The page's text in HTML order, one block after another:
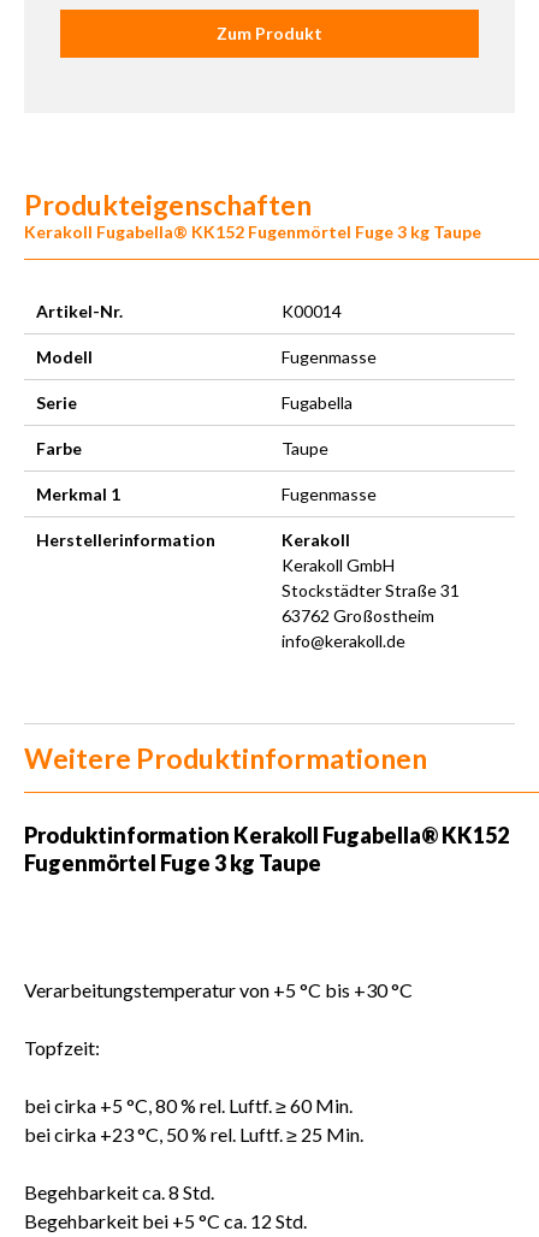
Zum Produkt
Produkteigenschaften
Kerakoll Fugabella® KK152 Fugenmörtel Fuge 3 kg Taupe
Artikel-Nr. K00014
Modell Fugenmasse
Serie Fugabella
Farbe Taupe
Merkmal 1 Fugenmasse
Herstellerinformation
Kerakoll
Kerakoll GmbH
Stockstädter Straße 31
63762 Großostheim
info@kerakoll.de
Weitere Produktinformationen
Produktinformation Kerakoll Fugabella® KK152
Fugenmörtel Fuge 3 kg Taupe
Verarbeitungstemperatur von +5 °C bis +30 °C
Topfzeit:
bei cirka +5 °C, 80 % rel. Luftf. ≥ 60 Min.
bei cirka +23 °C, 50 % rel. Luftf. ≥ 25 Min.
Begehbarkeit ca. 8 Std.
Begehbarkeit bei +5 °C ca. 12 Std.